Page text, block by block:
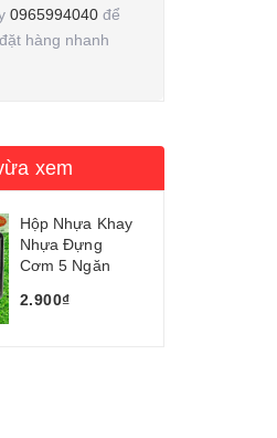
0965994040để
hàng nhanh
xem
Hộp Nhựa Khay
Nhựa Đựng
Cơm 5 Ngăn
2.900₫